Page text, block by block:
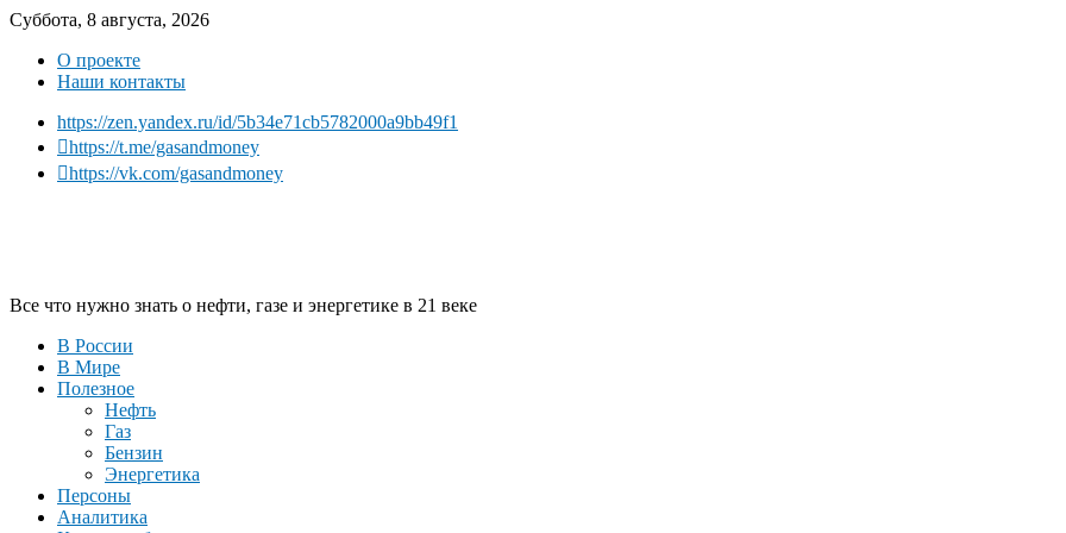
Суббота, 8 августа, 2026
О проекте
Наши контакты
https://zen.yandex.ru/id/5b34e71cb5782000a9bb49f1
https://t.me/gasandmoney
https://vk.com/gasandmoney
Все что нужно знать о нефти, газе и энергетике в 21 веке
В России
В Мире
Полезное
Нефть
Газ
Бензин
Энергетика
Персоны
Аналитика